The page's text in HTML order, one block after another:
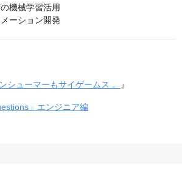
機械学習活用
ーション開発
シューマーもサイゲームス 。 』
」エンジニア編